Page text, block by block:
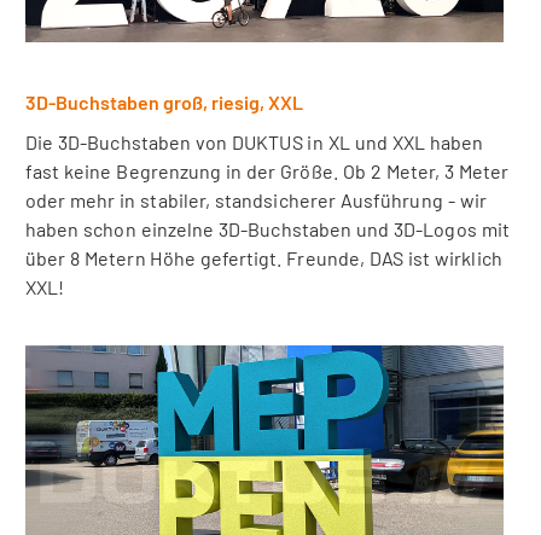
3D-Buchstaben groß, riesig, XXL
Die 3D-Buchstaben von DUKTUS in XL und XXL haben
fast keine Begrenzung in der Größe. Ob 2 Meter, 3 Meter
oder mehr in stabiler, standsicherer Ausführung - wir
haben schon einzelne 3D-Buchstaben und 3D-Logos mit
über 8 Metern Höhe gefertigt. Freunde, DAS ist wirklich
XXL!